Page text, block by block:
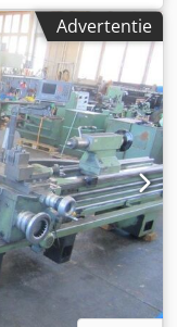
Advertentie